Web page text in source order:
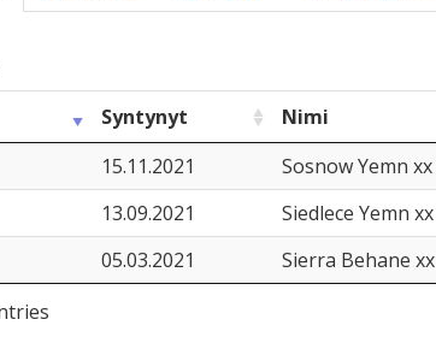
Syntynyt Nimi
15.11.2021 Sosnow Yemn xx
13.09.2021 Siedlece Yemn xx
05.03.2021 Sierra Behane xx